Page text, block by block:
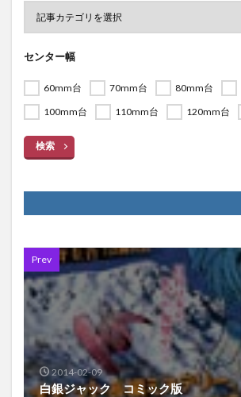
センター幅
60mm台 70mm台 80mm台
100mm台
110mm台 120mm台
検索
Prev
2014-02-09
白銀ジャック コミック版